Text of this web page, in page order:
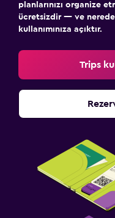
planlarınızı organize
ücretsizdir — ve
kullanımınıza açıktır.
Trips